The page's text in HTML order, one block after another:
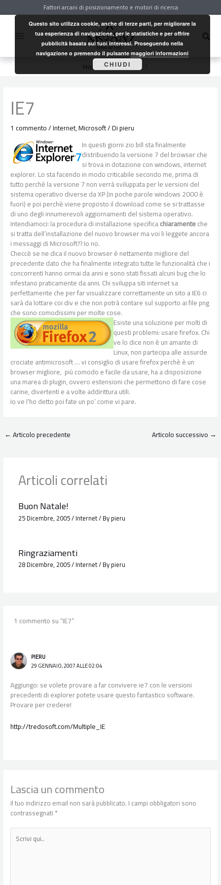
al
Fattori arcani di posizionamento e motori di ricerca
Home Internet IE7
IE7
1 commento/Internet,Microsoft/ Dipieru
In questi giorni zio bill sta finalmente
distribuendo la versione 7 del browser che
si trova in dotazione con windows, internet
explorer. Lo sta facendo in modo criticabile secondo me, prima di
tutto perchè la versione 7 non verrà sviluppata per le versioni del
sistema operativo diverse da XP (in poche parole windows 2000 è
fuori) e poi perchè viene proposto il download come se si trattasse
di uno degli innumerevoli aggiornamenti del sistema operativo.
Intendiamoci: la procedura di installazione specificachiaramenteche
si tratta dell’installazione del nuovo browser ma voi li leggete ancora
i messaggi di Microsoft?? Io no.
Checcè se ne dica il nuovo browser è nettamente migliore del
precedente dato che ha finalmente integrato tutte le funzionalità che i
concorrenti hanno ormai da anni e sono stati fissati alcuni bug che lo
infestano praticamente da anni. Chi sviluppa siti internet sa
perfettamente che per far visualizzare correttamente un sito a IE6 ci
sarà da lottare coi div e che non potrà contare sul supporto ai file png
che sono comodissimi per molte cose.
Esiste una soluzione per molti di
questi problemi: usare firefox. Chi
ve lo dice non è un amante di
Linux, non partecipa alle assurde
crociate antimicrosoft … vi consiglio di usare firefox perchè è un
browser migliore, più comodo e facile da usare, ha a disposizione
una marea di plugin, ovvero estensioni che permettono di fare cose
carine, divertenti e a volte addirittura utili.
Io ve l’ho detto poi fate un po’ come vi pare.
←Articolo precedente Articolo successivo →
Articoli correlati
Buon Natale!
25 Dicembre, 2005/Internet/ Bypieru
Ringraziamenti
28 Dicembre, 2005/Internet/ Bypieru
1 commento su “IE7”
PIERU
29 GENNAIO, 2007 ALLE 02:04
Aggiungo: se volete provare a far convivere ie7 con le versioni
precedenti di explorer potete usare questo fantastico software.
Provare per credere!
http://tredosoft.com/Multiple_IE
Lascia un commento
Il tuo indirizzo email non sarà pubblicato.I campi obbligatori sono
contrassegnati*
Scrivi
qui..
Questo sito utilizza cookie, anche di terze parti, per migliorare la
tua esperienza di navigazione, per le statistiche e per offrire
pubblicità basata sui tuoi interessi. Proseguendo nella
navigazione o premendo il pulsantemaggiori informazioni
CHIUDI